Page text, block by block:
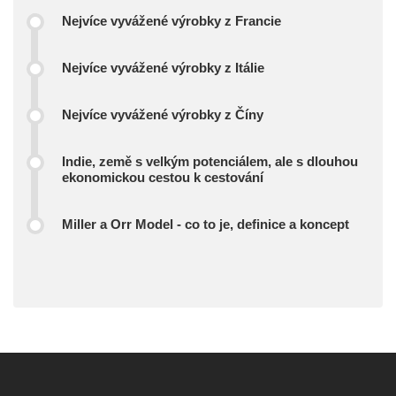
Nejvíce vyvážené výrobky z Francie
Nejvíce vyvážené výrobky z Itálie
Nejvíce vyvážené výrobky z Číny
Indie, země s velkým potenciálem, ale s dlouhou
ekonomickou cestou k cestování
Miller a Orr Model - co to je, definice a koncept